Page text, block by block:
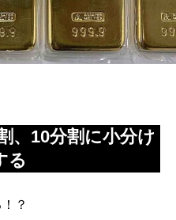
、10分割に小分け
る
？